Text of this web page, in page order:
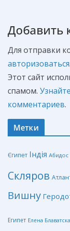
Добавить
Для отправки
авторизоваться.
Этот сайт
спамом.
комментариев.
Метки
Єгипет Індія Абидос
Скляров
Вишну
Египет Елена